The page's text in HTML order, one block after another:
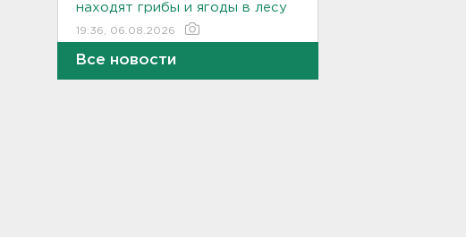
находят грибы и ягоды в лесу
19:36, 06.08.2026
Все новости